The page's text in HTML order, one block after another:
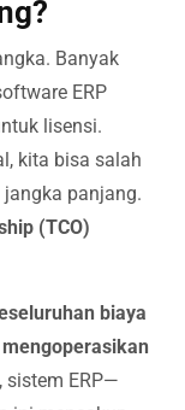
Banyak
ERP
lisensi.
kita bisa salah
panjang.
(TCO)
biaya
ERP—